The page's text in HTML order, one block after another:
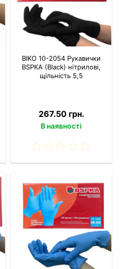
BIKO 10-2054 Рукавички
BSPKA (Black) нітрилові,
щільність 5,5
267.50 грн.
В наявності